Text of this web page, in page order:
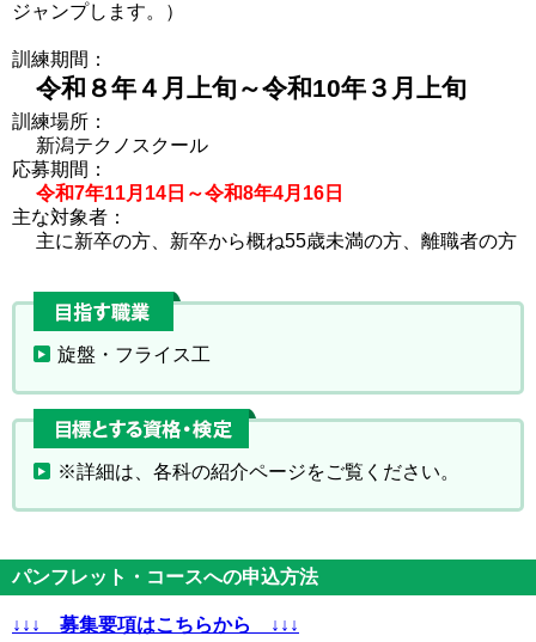
ジャンプします。）
訓練期間：
令和８年４月上旬～令和10年３月上旬
訓練場所：
新潟テクノスクール
応募期間：
令和7年11月14日～令和8年4月16日
主な対象者：
主に新卒の方、新卒から概ね55歳未満の方、離職者の方
目指す職業
旋盤・フライス工
目標とする資格・検定
※詳細は、各科の紹介ページをご覧ください。
パンフレット・コースへの申込方法
↓↓↓ 募集要項はこちらから ↓↓↓